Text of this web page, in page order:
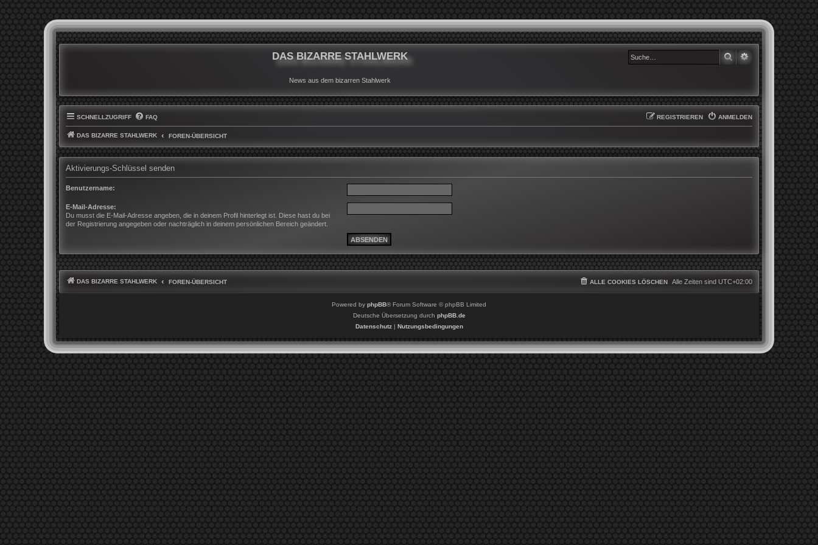
DAS BIZARRE STAHLWERK
News aus dem bizarren Stahlwerk
SUCHE
SCHNELLZUGRIFF FAQ ANMELDEN
REGISTRIEREN
DAS BIZARRE STAHLWERK FOREN-ÜBERSICHT
Aktivierungs-Schlüssel senden
Benutzername:
E-Mail-Adresse:
Du musst die E-Mail-Adresse angeben, die in deinem Profil hinterlegt ist. Diese hast du bei
der Registrierung angegeben oder nachträglich in deinem persönlichen Bereich geändert.
DAS BIZARRE STAHLWERK FOREN-ÜBERSICHT Alle Zeiten sind UTC+02:00
ALLE COOKIES LÖSCHEN
Powered by phpBB® Forum Software © phpBB Limited
Deutsche Übersetzung durch phpBB.de
Datenschutz| Nutzungsbedingungen